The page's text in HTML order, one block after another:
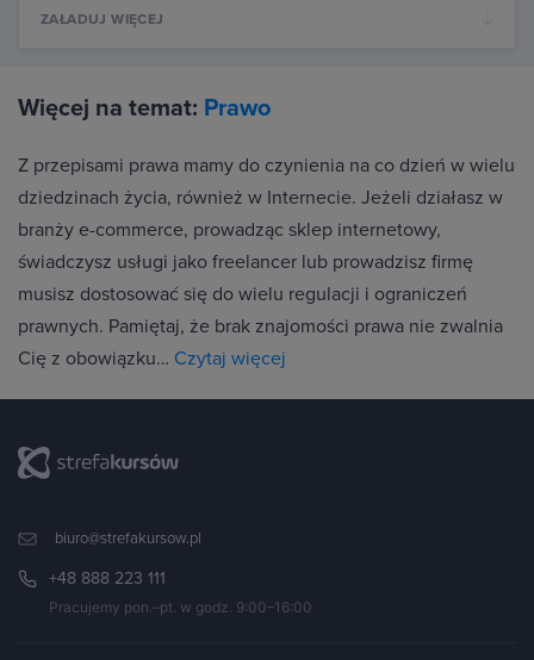
ZAŁADUJ WIĘCEJ
Więcej na temat: Prawo
Z przepisami prawa mamy do czynienia na co dzień w wielu
dziedzinach życia, również w Internecie. Jeżeli działasz w
branży e-commerce, prowadząc sklep internetowy,
świadczysz usługi jako freelancer lub prowadzisz firmę
musisz dostosować się do wielu regulacji i ograniczeń
prawnych. Pamiętaj, że brak znajomości prawa nie zwalnia
Cię z obowiązku… Czytaj więcej
biuro@strefakursow.pl
+48 888 223 111
Pracujemy pon.–pt. w godz. 9:00–16:00